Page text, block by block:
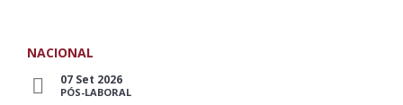
NACIONAL
07 Set 2026
PÓS-LABORAL